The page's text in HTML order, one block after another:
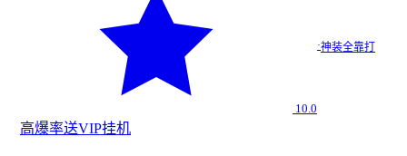
10.0
·神装全靠打
高爆率送VIP挂机